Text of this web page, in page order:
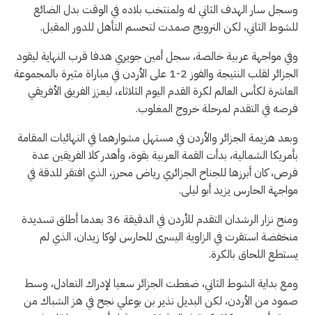
وسجل سار الهدف الثاني له ولمنتخب بلاده في الوقت بدل الضائع
للشوط الثاني، لكن النرويج صمدت لتحسم التأهل للدور المقبل.
وفي مواجهة عربية خالصة، سجل ​أمين جويري هدفا قرب النهاية ليقود
‌الجزائر ​لقلب النتيجة والفوز 2-1 على الأردن في مباراة مثيرة بالمجموعة
العاشرة لكأس العالم لكرة القدم اليوم الثلاثاء، ليعزز الفريق الأفريقي
فرصه في التقدم لمرحلة خروج المغلوب.
وبعد ⁠هزيمة الجزائر والأردن في مستهل مشوارهما في النهائيات المقامة
بأمريكا الشمالية، بدأت القمة العربية بقوة، وأهدر كلا الفريقين عدة
‌فرص، كان أبرزها للجناح الجزائري رياض محرز، الذي افتقر للدقة في
مواجهة الحارس ‌يزيد أبو ليلى.
ومنح نزار الرشدان التقدم ‌للأردن في الدقيقة 36 بعدما ‌أطلق تسديدة
منخفضة استقرت ‌في الزاوية اليسرى للحارس لوكا زيدان، الذي لم
يستطع اللحاق ​بالكرة.
ومع بداية ‌الشوط ​الثاني، ضغطت الجزائر سعيا ⁠لإدراك التعادل، وسط
صمود من الأردن، لكن البديل نذير بن بوعلي نجح في ​هز ⁠الشباك من